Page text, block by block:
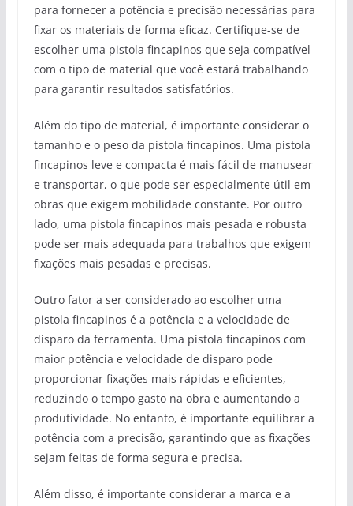
para fornecer a potência e precisão necessárias para
fixar os materiais de forma eficaz. Certifique-se de
escolher uma pistola fincapinos que seja compatível
com o tipo de material que você estará trabalhando
para garantir resultados satisfatórios.
Além do tipo de material, é importante considerar o
tamanho e o peso da pistola fincapinos. Uma pistola
fincapinos leve e compacta é mais fácil de manusear
e transportar, o que pode ser especialmente útil em
obras que exigem mobilidade constante. Por outro
lado, uma pistola fincapinos mais pesada e robusta
pode ser mais adequada para trabalhos que exigem
fixações mais pesadas e precisas.
Outro fator a ser considerado ao escolher uma
pistola fincapinos é a potência e a velocidade de
disparo da ferramenta. Uma pistola fincapinos com
maior potência e velocidade de disparo pode
proporcionar fixações mais rápidas e eficientes,
reduzindo o tempo gasto na obra e aumentando a
produtividade. No entanto, é importante equilibrar a
potência com a precisão, garantindo que as fixações
sejam feitas de forma segura e precisa.
Além disso, é importante considerar a marca e a